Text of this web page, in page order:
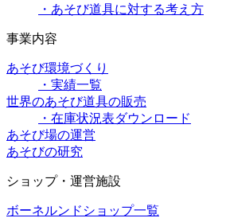
・あそび道具に対する考え方
事業内容
あそび環境づくり
・実績一覧
世界のあそび道具の販売
・在庫状況表ダウンロード
あそび場の運営
あそびの研究
ショップ・運営施設
ボーネルンドショップ一覧